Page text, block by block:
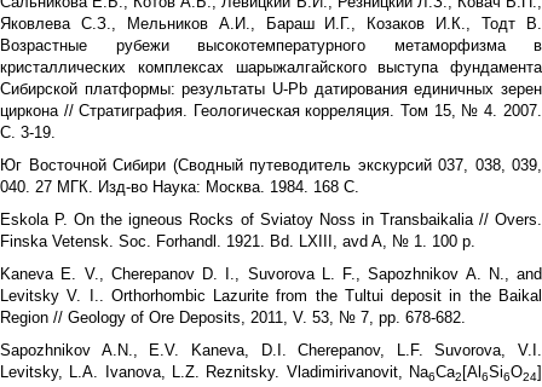
Яковлева С.З., Мельников А.И., Бараш И.Г., Козаков И.К., Тодт В.
Возрастные рубежи высокотемпературного метаморфизма в
кристаллических комплексах шарыжалгайского выступа фундамента
Сибирской платформы: результаты U-Pb датирования единичных зерен
циркона // Стратиграфия. Геологическая корреляция. Том 15, № 4. 2007.
С. 3-19.
Юг Восточной Сибири (Сводный путеводитель экскурсий 037, 038, 039,
040. 27 МГК. Изд-во Наука: Москва. 1984. 168 С.
Eskola P. On the igneous Rocks of Sviatoy Noss in Transbaikalia // Overs.
Finska Vetensk. Soc. Forhandl. 1921. Bd. LXIII, avd A, № 1. 100 p.
Kaneva E. V., Cherepanov D. I., Suvorova L. F., Sapozhnikov A. N., and
Levitsky V. I.. Orthorhombic Lazurite from the Tultui deposit in the Baikal
Region // Geology of Ore Deposits, 2011, V. 53, № 7, pp. 678-682.
Sapozhnikov A.N., E.V. Kaneva, D.I. Cherepanov, L.F. Suvorova, V.I.
Levitsky, L.A. Ivanova, L.Z. Reznitsky. Vladimirivanovit, Na6Ca2 [Al6Si6O24]